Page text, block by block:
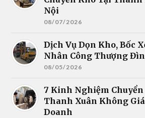
Nội
08/07/2026
Dịch Vụ Dọn Kho, Bốc
Nhân Công Thượng
08/05/2026
7 Kinh Nghiệm
Thanh Xuân Không
Doanh